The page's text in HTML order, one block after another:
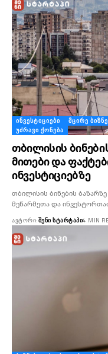
ᲘᲜᲕᲔᲡᲢᲘᲪᲘᲔᲑᲘ ᲛᲪᲘᲠᲔ
ᲣᲫᲠᲐᲕᲘ ᲥᲝᲜᲔᲑᲐ
თბილისის
მითები და
ინვესტიციებზე
თბილისის ბინების
მეწარმეთა და
ᲐᲕᲢᲝᲠᲘ:ᲨᲔᲜᲘ ᲡᲢᲐᲠᲢᲐᲞᲘ4 MIN